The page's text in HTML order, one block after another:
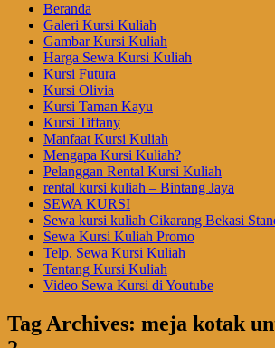
Beranda
Galeri Kursi Kuliah
Gambar Kursi Kuliah
Harga Sewa Kursi Kuliah
Kursi Futura
Kursi Olivia
Kursi Taman Kayu
Kursi Tiffany
Manfaat Kursi Kuliah
Mengapa Kursi Kuliah?
Pelanggan Rental Kursi Kuliah
rental kursi kuliah – Bintang Jaya
SEWA KURSI
Sewa kursi kuliah Cikarang Bekasi
Sewa Kursi Kuliah Promo
Telp. Sewa Kursi Kuliah
Tentang Kursi Kuliah
Video Sewa Kursi di Youtube
Tag Archives: meja kotak